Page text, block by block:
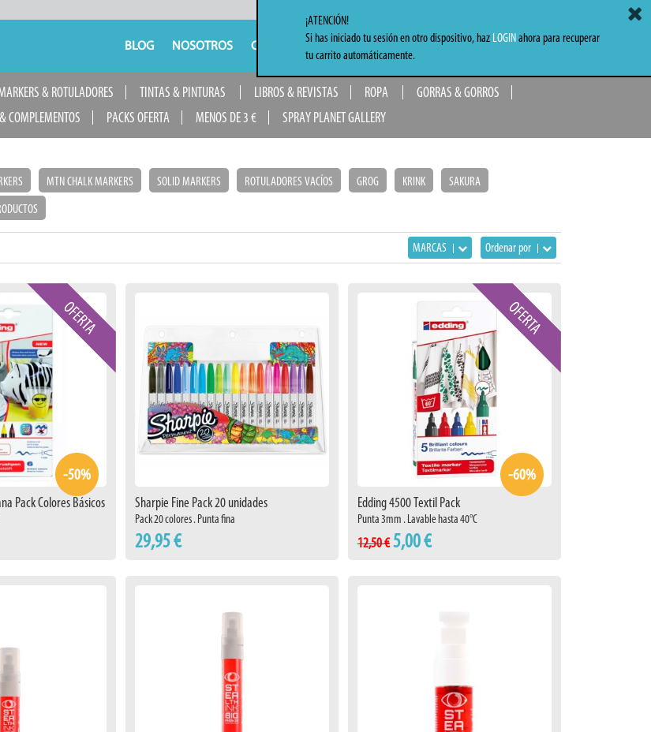
BLOG NOSOTROS CONTACTO
& ROTULADORES TINTAS & PINTURAS LIBROS & REVISTAS ROPA
GORRAS & GORROS
COMPLEMENTOS PACKS OFERTA MENOS DE 3 € SPRAY PLANET GALLERY
MTN CHALK MARKERS SOLID MARKERS ROTULADORES VACÍOS GROG KRINK
SAKURA
Ordenar por
MARCAS
-50%
Pack Colores Básicos Sharpie Fine Pack 20 unidades
Pack 20 colores . Punta fina
29,95 €
-60%
Edding 4500 Textil Pack
Punta 3mm . Lavable hasta 40°C
12,50 € 5,00 €
¡ATENCIÓN!
Si has iniciado tu sesión en otro dispositivo, haz LOGINahora para recuperar
tu carrito automáticamente.